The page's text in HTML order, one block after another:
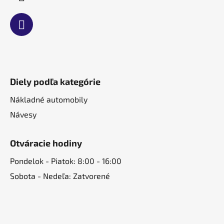
Diely podľa kategórie
Nákladné automobily
Návesy
Otváracie hodiny
Pondelok - Piatok: 8:00 - 16:00
Sobota - Nedeľa: Zatvorené